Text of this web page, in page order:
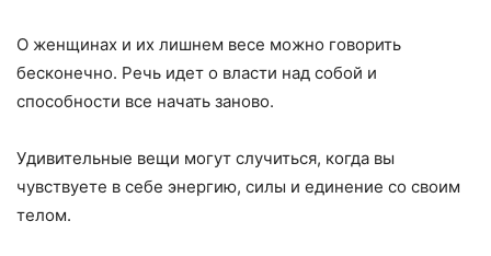
О женщинах и их лишнем весе можно говорить
бесконечно. Речь идет о власти над собой и
способности все начать заново.
Удивительные вещи могут случиться, когда вы
чувствуете в себе энергию, силы и единение со своим
телом.